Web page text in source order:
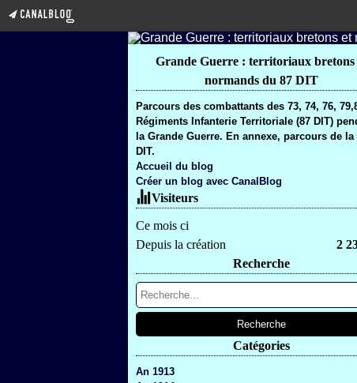
Grande Guerre : territoriaux bretons
normands du 87 DIT
Parcours des combattants des 73, 74, 76,
Régiments Infanterie Territoriale (87 DIT)
la Grande Guerre. En annexe, parcours de la
DIT.
Accueil du blog
Créer un blog avec CanalBlog
Visiteurs
Ce mois ci
Depuis la création
2
Recherche
Catégories
An 1913